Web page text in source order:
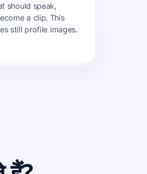
should speak,
a clip. This
still profile images.